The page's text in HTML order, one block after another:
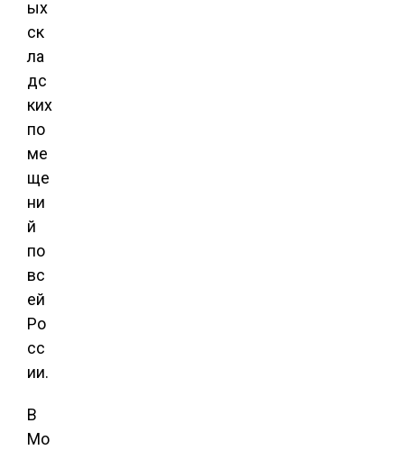
ых
ск
ла
дс
ких
по
ме
ще
ни
й
по
вс
ей
Ро
сс
ии.
В
Мо